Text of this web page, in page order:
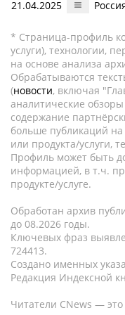
21.04.2025
* Страница-профиль
услуги), технологии,
на основе анализа
Обрабатываются
(новости, включая
аналитические
содержание
больше публикаций
или продукта/услуги,
Профиль может быть
информацией, в т.ч.
продукте/услуге.
Обработан архив
до 08.2026 годы.
Ключевых фраз
724413.
Создано именных
Редакция Индексной
Читатели CNews —